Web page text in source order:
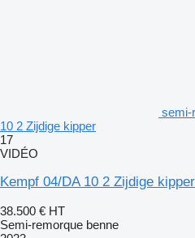
semi-
10 2 Zijdige kipper
17
VIDÉO
Kempf 04/DA 10 2 Zijdige kipper
38.500 € HT
Semi-remorque benne